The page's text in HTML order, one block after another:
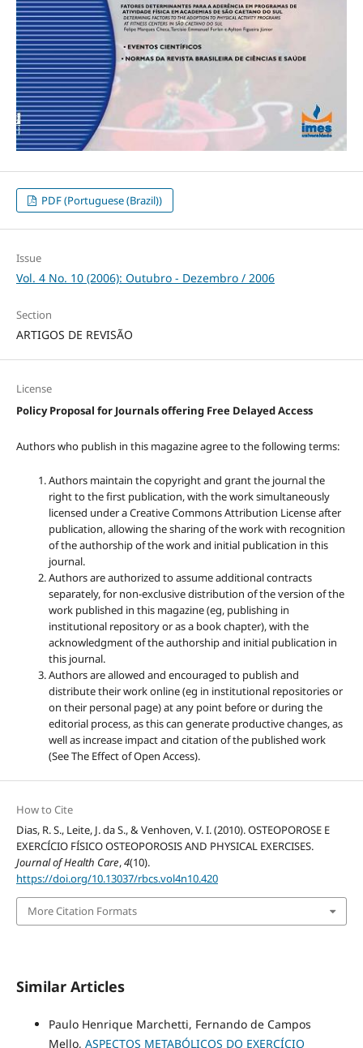
PDF (Portuguese (Brazil))
Issue
Vol. 4 No. 10 (2006): Outubro - Dezembro / 2006
Section
ARTIGOS DE REVISÃO
License
Policy Proposal for Journals offering Free Delayed Access
Authors who publish in this magazine agree to the following terms:
Authors maintain the copyright and grant the journal the
right to the first publication, with the work simultaneously
licensed under a Creative Commons Attribution License after
publication, allowing the sharing of the work with recognition
of the authorship of the work and initial publication in this
journal.
Authors are authorized to assume additional contracts
separately, for non-exclusive distribution of the version of the
work published in this magazine (eg, publishing in
institutional repository or as a book chapter), with the
acknowledgment of the authorship and initial publication in
this journal.
Authors are allowed and encouraged to publish and
distribute their work online (eg in institutional repositories or
on their personal page) at any point before or during the
editorial process, as this can generate productive changes, as
well as increase impact and citation of the published work
(See The Effect of Open Access).
How to Cite
Dias, R. S., Leite, J. da S., & Venhoven, V. I. (2010). OSTEOPOROSE E
EXERCÍCIO FÍSICO OSTEOPOROSIS AND PHYSICAL EXERCISES.
Journal of Health Care,4(10).
https://doi.org/10.13037/rbcs.vol4n10.420
More Citation Formats
Similar Articles
Paulo Henrique Marchetti, Fernando de Campos
Mello, ASPECTOS METABÓLICOS DO EXERCÍCIO